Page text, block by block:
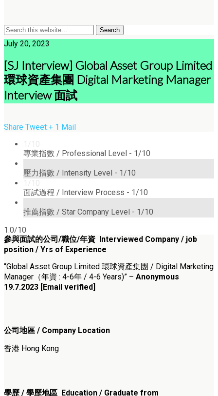
July 20, 2023
[SJ Interview] Global Asset Group Limited
環球資產集團 Digital Marketing Manager
Interview 面試
Share Tweet + 1 Mail
1/10
專業指數 / Professional Level - 1/10
壓力指數 / Intensity Level - 1/10
1/10
面試過程 / Interview Process - 1/10
推薦指數 / Star Company Level - 1/10
1.0/10
參與面試的公司/職位/年資 Interviewed Company / job
position / Yrs of Experience
“Global Asset Group Limited 環球資產集團 / Digital Marketing
Manager（年資 : 4-6年 / 4-6 Years)” – Anonymous
19.7.2023 [Email verified]
公司地區 / Company Location
香港 Hong Kong
學歷 / 學歷地區 Education / Graduate from